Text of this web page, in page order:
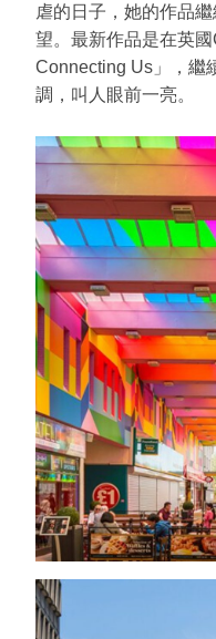
虐的日子，她的作品
望。最新作品是在英
Connecting Us」，繼
調，叫人眼前一亮。